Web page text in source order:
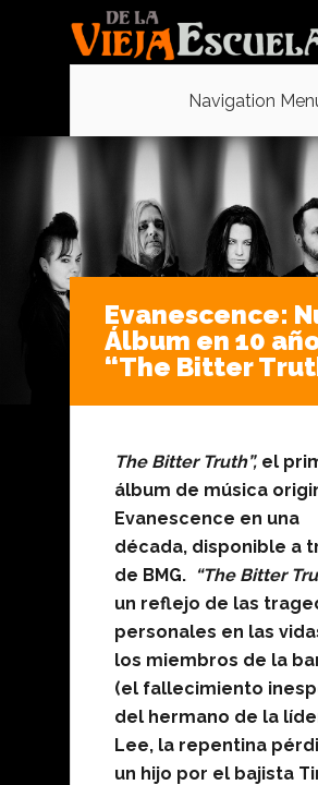
Navigation
Evanescence:
Álbum en 10
“The Bitter
The Bitter Truth”, el
álbum de música
Evanescence en una
década, disponible a
de BMG. “The Bitter
un reflejo de las
personales en las
los miembros de la
(el fallecimiento
del hermano de la
Lee, la repentina
un hijo por el bajista